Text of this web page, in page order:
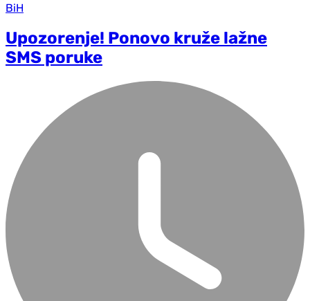
BiH
Upozorenje! Ponovo kruže lažne
SMS poruke